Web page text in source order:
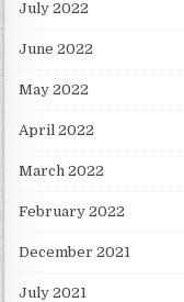
July 2022
June 2022
May 2022
April 2022
March 2022
February 2022
December 2021
July 2021